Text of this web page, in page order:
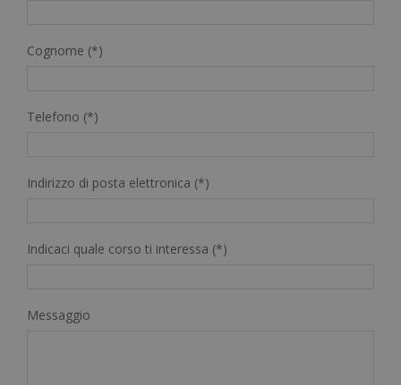
Cognome (*)
Telefono (*)
Indirizzo di posta elettronica (*)
Indicaci quale corso ti interessa (*)
Messaggio